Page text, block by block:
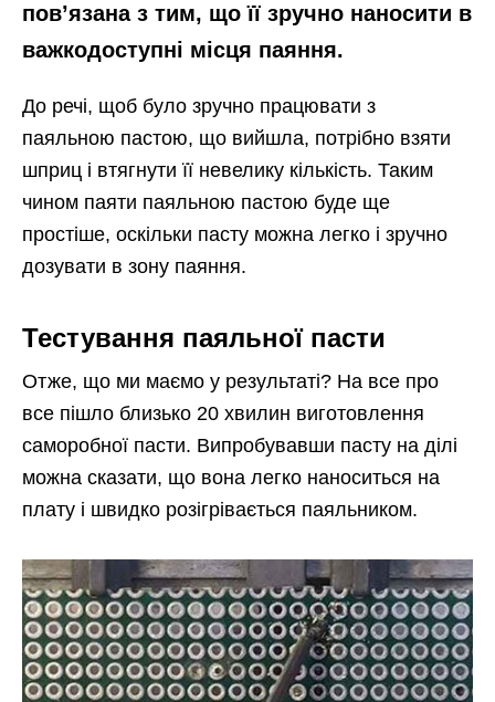
пов’язана з тим, що її зручно наносити в
важкодоступні місця паяння.
До речі, щоб було зручно працювати з
паяльною пастою, що вийшла, потрібно взяти
шприц і втягнути її невелику кількість. Таким
чином паяти паяльною пастою буде ще
простіше, оскільки пасту можна легко і зручно
дозувати в зону паяння.
Тестування паяльної пасти
Отже, що ми маємо у результаті? На все про
все пішло близько 20 хвилин виготовлення
саморобної пасти. Випробувавши пасту на ділі
можна сказати, що вона легко наноситься на
плату і швидко розігрівається паяльником.